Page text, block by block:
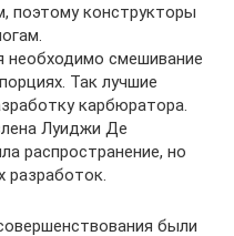
поэтому конструкторы
необходимо смешивание
Так лучшие
карбюратора.
Луиджи Де
распространение, но
разработок.
были